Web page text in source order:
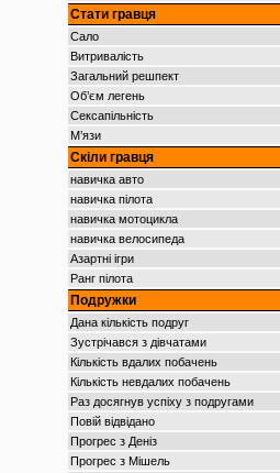
Стати гравця
Сало
Витривалість
Загальний решпект
Об’єм легень
Сексапільність
М’язи
Скіли гравця
навичка авто
навичка пілота
навичка мотоцикла
навичка велосипеда
Азартні ігри
Ранг пілота
Подружки
Дана кількість подруг
Зустрічався з дівчатами
Кількість вдалих побачень
Кількість невдалих побачень
Раз досягнув успіху з подругами
Повій відвідано
Прогрес з Деніз
Прогрес з Мішель